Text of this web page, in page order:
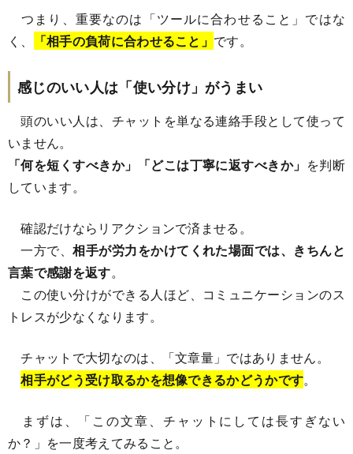
つまり、重要なのは「ツールに合わせること」ではな
く、
「相手の負荷に合わせること」 です。
感じのいい人は「使い分け」がうまい
頭のいい人は、チャットを単なる連絡手段として使って
いません。
「何を短くすべきか」「どこは丁寧に返すべきか」 を判断
しています。
確認だけならリアクションで済ませる。
一方で、相手が労力をかけてくれた場面では、きちんと
言葉で感謝を返す。
この使い分けができる人ほど、コミュニケーションのス
トレスが少なくなります。
チャットで大切なのは、「文章量」ではありません。
相手がどう受け取るかを想像できるかどうかです。
まずは、「この文章、チャットにしては長すぎない
か？」を一度考えてみること。